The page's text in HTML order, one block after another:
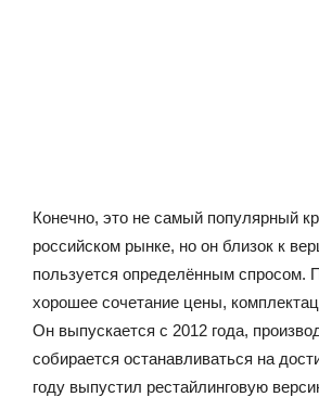
Конечно, это не самый популярный
российском рынке, но он близок к
пользуется определённым спросом.
хорошее сочетание цены,
Он выпускается с 2012 года,
собирается останавливаться на
году выпустил рестайлинговую